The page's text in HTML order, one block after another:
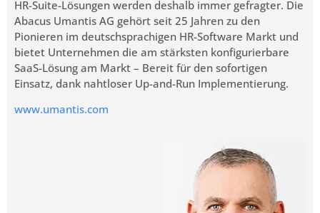
HR-Suite-Lösungen werden deshalb immer gefragter. Die
Abacus Umantis AG gehört seit 25 Jahren zu den
Pionieren im deutschsprachigen HR-Software Markt und
bietet Unternehmen die am stärksten konfigurierbare
SaaS-Lösung am Markt – Bereit für den sofortigen
Einsatz, dank nahtloser Up-and-Run Implementierung.
www.umantis.com